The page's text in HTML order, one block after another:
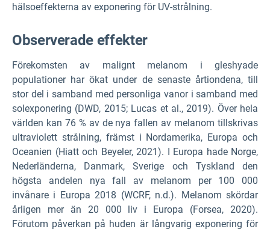
hälsoeffekterna av exponering för UV-strålning.
Observerade effekter
Förekomsten av malignt melanom i gleshyade
populationer har ökat under de senaste årtiondena, till
stor del i samband med personliga vanor i samband med
solexponering (DWD, 2015; Lucas et al., 2019). Över hela
världen kan 76 % av de nya fallen av melanom tillskrivas
ultraviolett strålning, främst i Nordamerika, Europa och
Oceanien (Hiatt och Beyeler, 2021). I Europa hade Norge,
Nederländerna, Danmark, Sverige och Tyskland den
högsta andelen nya fall av melanom per 100 000
invånare i Europa 2018 (WCRF, n.d.). Melanom skördar
årligen mer än 20 000 liv i Europa (Forsea, 2020).
Förutom påverkan på huden är långvarig exponering för